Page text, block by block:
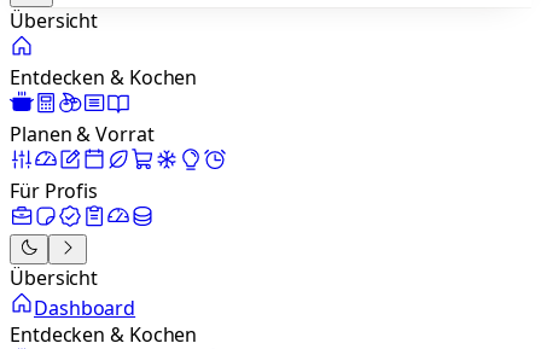
Übersicht
Entdecken & Kochen
Planen & Vorrat
Für Profis
Übersicht
Dashboard
Entdecken & Kochen